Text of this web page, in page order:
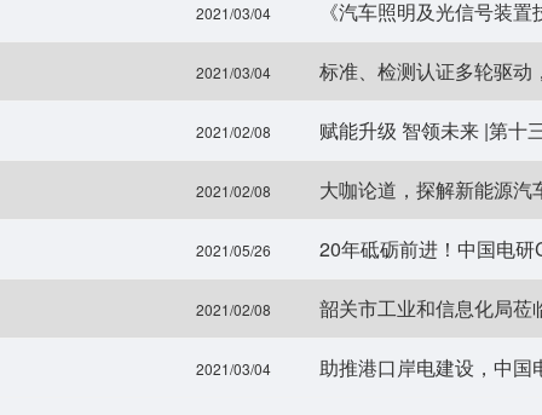
2021/03/04
2021/03/04 标准、检测认证多轮驱
2021/02/08 赋能升级 智领未来 |第十
2021/02/08 大咖论道，探解新能源汽
2021/05/26 20年砥砺前进！中国电
2021/02/08 韶关市工业和信息化局
2021/03/04 助推港口岸电建设，中国